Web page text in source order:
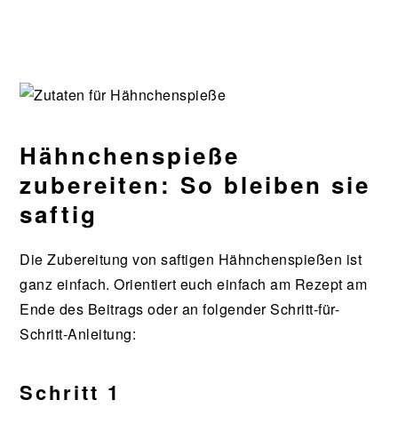
Hähnchenspieße
zubereiten: So bleiben sie
saftig
Die Zubereitung von saftigen Hähnchenspießen ist
ganz einfach. Orientiert euch einfach am Rezept am
Ende des Beitrags oder an folgender Schritt-für-
Schritt-Anleitung:
Schritt 1